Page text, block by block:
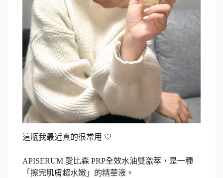
這瓶我最近真的很常用 🤍
APISERUM 愛比森 PRP全效水油雙激萃，是一種
「擦完肌膚超水嫩」的精華液。